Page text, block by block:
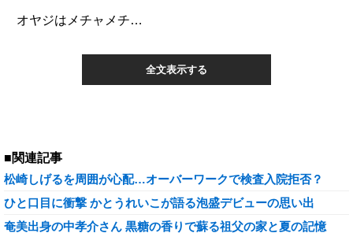
オヤジはメチャメチ…
全文表示する
■関連記事
松崎しげるを周囲が心配…オーバーワークで検査入院拒否？
ひと口目に衝撃 かとうれいこが語る泡盛デビューの思い出
奄美出身の中孝介さん 黒糖の香りで蘇る祖父の家と夏の記憶